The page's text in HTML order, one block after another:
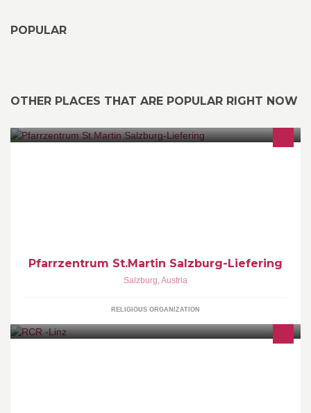
POPULAR
OTHER PLACES THAT ARE POPULAR RIGHT NOW
Pfarrzentrum St.Martin Salzburg-Liefering
Salzburg,Austria
RELIGIOUS ORGANIZATION